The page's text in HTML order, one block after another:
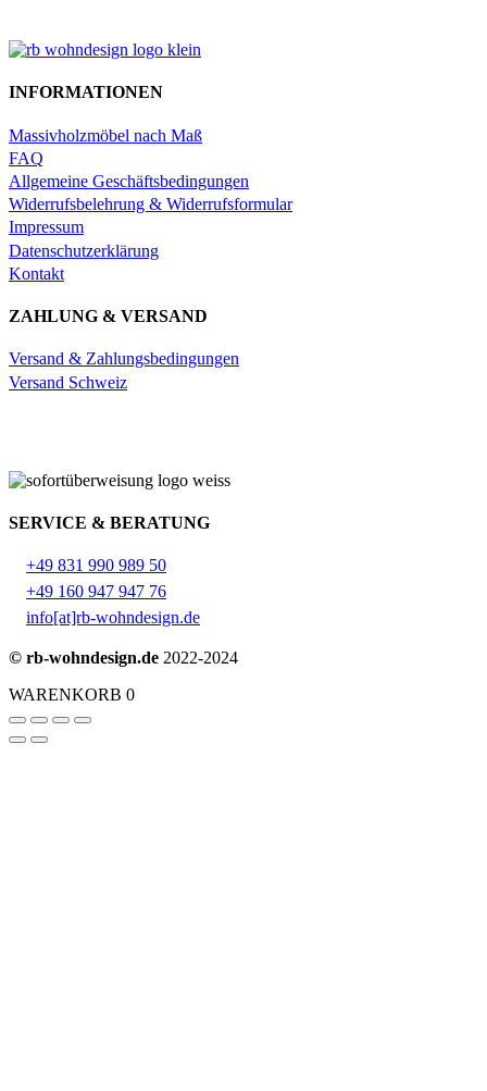
INFORMATIONEN
Massivholzmöbel nach Maß
FAQ
Allgemeine Geschäftsbedingungen
Widerrufsbelehrung & Widerrufsformular
Impressum
Datenschutzerklärung
Kontakt
ZAHLUNG & VERSAND
Versand & Zahlungsbedingungen
Versand Schweiz
SERVICE & BERATUNG
+49 831 990 989 50
+49 160 947 947 76
info[at]rb-wohndesign.de
© rb-wohndesign.de 2022-2024
WARENKORB 0